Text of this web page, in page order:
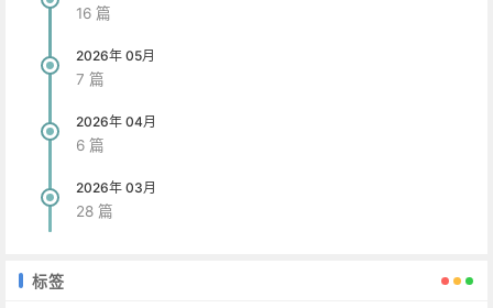
16 篇
2026年 05月
7 篇
2026年 04月
6 篇
2026年 03月
28 篇
标签